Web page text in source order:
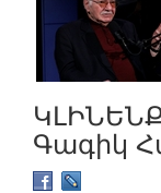
Գագիկ